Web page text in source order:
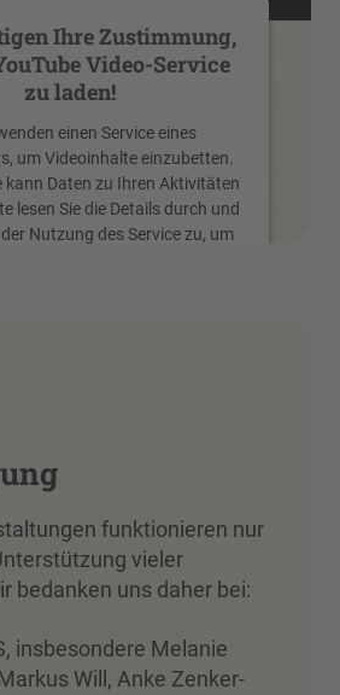
Ihre Zustimmung,
Video-Service
zu laden!
einen Service eines
um Videoinhalte einzubetten.
kann Daten zu Ihren Aktivitäten
lesen Sie die Details durch und
Nutzung des Service zu, um
Platform
funktionieren nur
vieler
bedanken uns daher bei:
insbesondere Melanie
Will, Anke Zenker-